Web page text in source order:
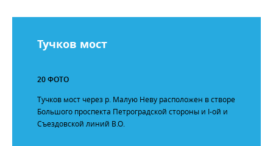
Тучков мост
20 ФОТО
Тучков мост через р. Малую Неву расположен в створе
Большого проспекта Петроградской стороны и I-ой и
Съездовской линий В.О.